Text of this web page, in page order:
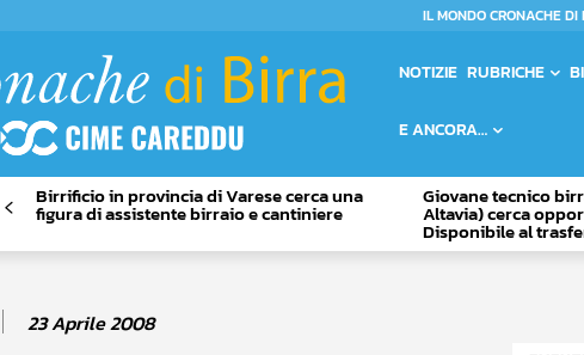
IL MONDO CRONACHE DI
NOTIZIE RUBRICHE
E ANCORA…
Birrificio in provincia di Varese cerca una
figura di assistente birraio e cantiniere
Giovane tecnico
Altavia) cerca
Disponibile al
23 Aprile 2008